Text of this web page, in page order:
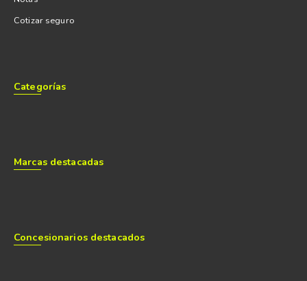
Cotizar seguro
Categorías
Marcas destacadas
Concesionarios destacados